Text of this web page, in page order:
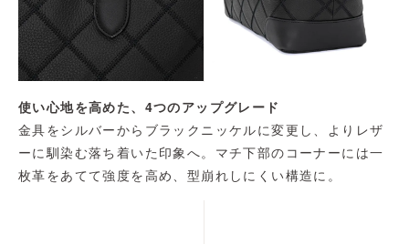
使い心地を高めた、4つのアップグレード
金具をシルバーからブラックニッケルに変更し、よりレザ
ーに馴染む落ち着いた印象へ。マチ下部のコーナーには一
枚革をあてて強度を高め、型崩れしにくい構造に。